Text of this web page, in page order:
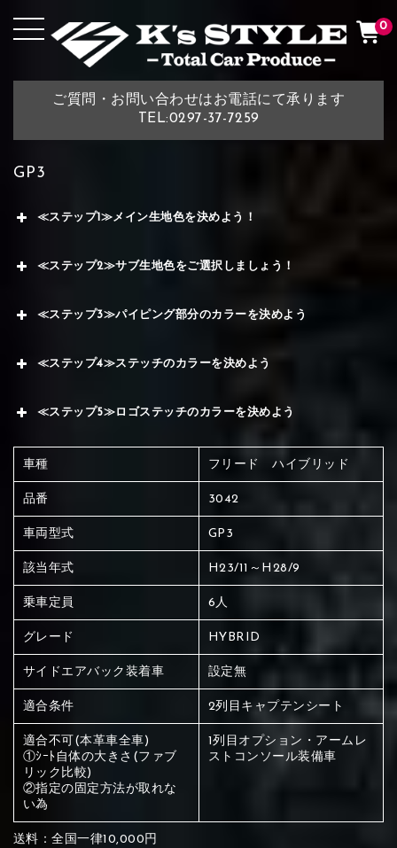
ご質問・お問い合わせはお電話にて承ります
TEL:0297-37-7259
0
GP3
≪ステップ1≫メイン生地色を決めよう！
赤く塗られている場所を選択
ください
≪ステップ2≫サブ生地色をご選択しましょう！
赤く塗られている部分にカラ
≪ステップ3≫パイピング部分のカラーを決めよう
≪ステップ4≫ステッチのカラーを決めよう
≪ステップ5≫ロゴステッチのカラーを決めよう
車種 フリード ハイブリッド
品番 3042
車両型式 GP3
該当年式 H23/11～H28/9
乗車定員 6人
グレード HYBRID
サイドエアバック装着車 設定無
適合条件 2列目キャプテンシート
適合不可(本革車全車)
①ｼｰﾄ自体の大きさ(ファブ
リック比較)
②指定の固定方法が取れな
い為
1列目オプション・アームレ
ストコンソール装備車
送料：全国一律10,000円